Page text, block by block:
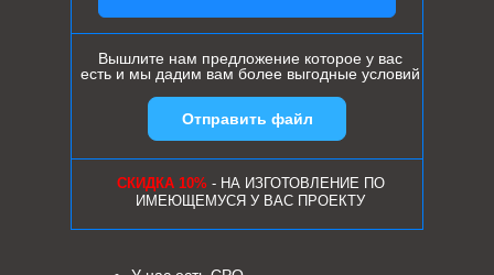
Вышлите нам предложение которое у вас
есть и мы дадим вам более выгодные условий
СКИДКА 10%- НА ИЗГОТОВЛЕНИЕ ПО
ИМЕЮЩЕМУСЯ У ВАС ПРОЕКТУ
Отправить файл